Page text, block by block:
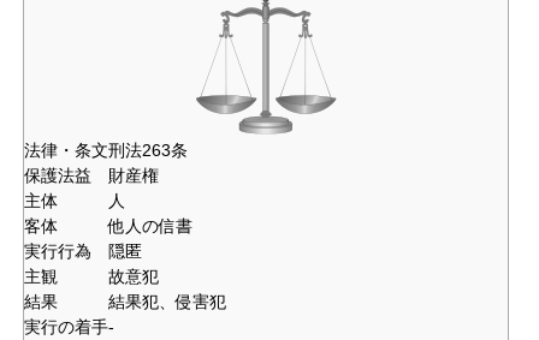
法律・条文刑法263条
保護法益
財産権
主体
人
客体
他人の信書
実行行為
隠匿
主観
故意犯
結果
結果犯、侵害犯
実行の着手-